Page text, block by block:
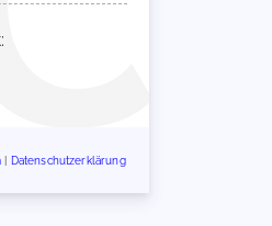
Datenschutzerklärung